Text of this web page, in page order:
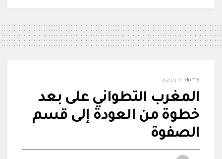
Home رياضة
المغرب التطواني على بعد
خطوة من العودة إلى قسم
الصفوة